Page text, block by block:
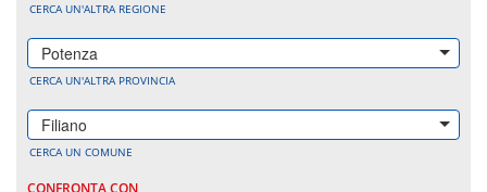
CERCA UN'ALTRA REGIONE
Potenza
CERCA UN'ALTRA PROVINCIA
Filiano
CERCA UN COMUNE
CONFRONTA CON